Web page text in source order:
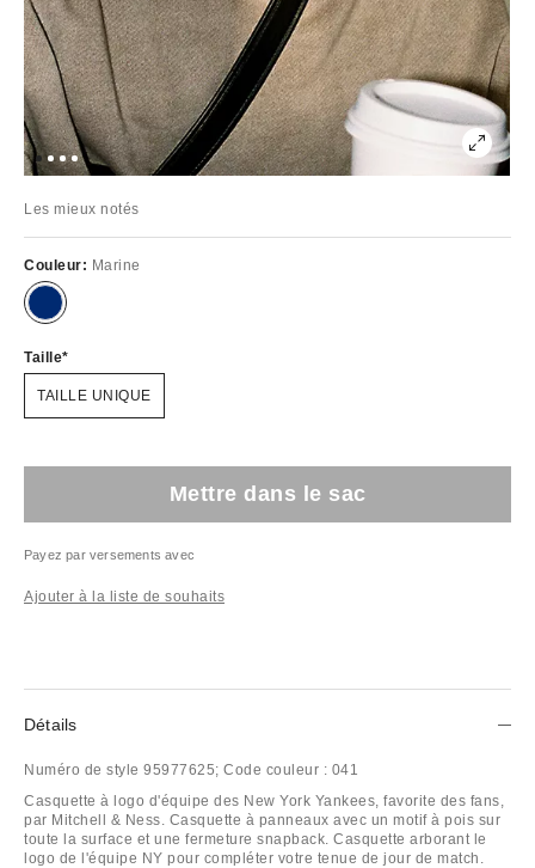
Les mieux notés
Couleur: Marine
Taille
TAILLE UNIQUE
Mettre dans le sac
Payez par versements avec
Ajouter à la liste de souhaits
Détails
Numéro de style 95977625; Code couleur : 041
Casquette à logo d'équipe des New York Yankees, favorite des fans,
par Mitchell & Ness. Casquette à panneaux avec un motif à pois sur
toute la surface et une fermeture snapback. Casquette arborant le
logo de l'équipe NY pour compléter votre tenue de jour de match.